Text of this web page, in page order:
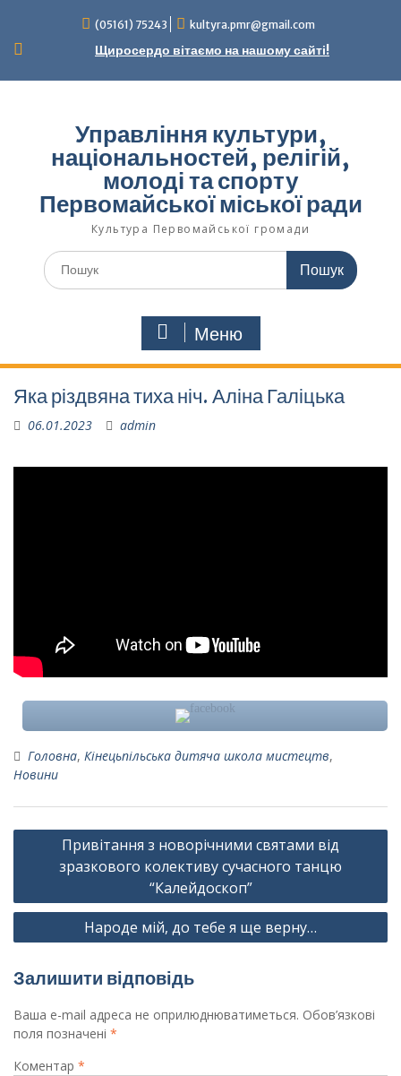
вмісту
(05161) 75243 kultyra.pmr@gmail.com
Щиросердо вітаємо на нашому сайті!
Управління культури,
національностей, релігій,
молоді та спорту
Первомайської міської ради
Культура Первомайcької громади
Шукати:
Меню
Яка різдвяна тиха ніч. Аліна Галіцька
06.01.2023 admin
Головна, Кінецьпільська дитяча школа мистецтв,
Новини
Навігація
записів
Привітання з новорічними святами від
зразкового колективу сучасного танцю
“Калейдоскоп”
Народе мій, до тебе я ще верну…
Залишити відповідь
Ваша e-mail адреса не оприлюднюватиметься. Обов’язкові
поля позначені *
Коментар *